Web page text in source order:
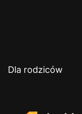
Dla rodziców